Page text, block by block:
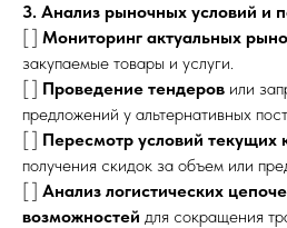
3. Анализ рыночных условий и
[ ] Мониторинг актуальных
закупаемые товары и услуги.
[ ] Проведение тендеров или
предложений у альтернативных
[ ] Пересмотр условий текущих
получения скидок за объем или
[ ] Анализ логистических
возможностей для сокращения